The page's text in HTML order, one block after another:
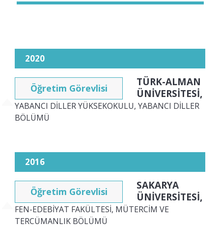
2020
Öğretim Görevlisi
TÜRK-ALMAN
ÜNİVERSİTESİ,
YABANCI DİLLER YÜKSEKOKULU, YABANCI DİLLER
BÖLÜMÜ
2016
Öğretim Görevlisi
SAKARYA
ÜNİVERSİTESİ,
FEN-EDEBİYAT FAKÜLTESİ, MÜTERCİM VE
TERCÜMANLIK BÖLÜMÜ